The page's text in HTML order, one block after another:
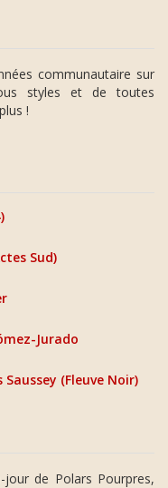
communautaire sur
styles et de toutes
!
Sud)
Jurado
(Fleuve Noir)
de Polars Pourpres,